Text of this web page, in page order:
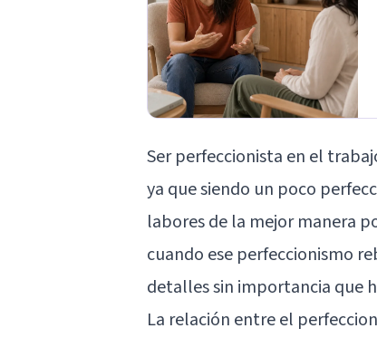
Ser perfeccionista en el
ya que siendo un poco
labores de la mejor manera
cuando ese perfeccionismo
detalles sin importancia que
La relación entre el